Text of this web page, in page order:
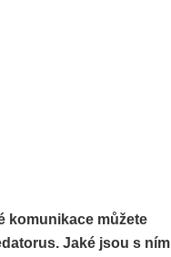
komunikace můžete
Jaké jsou s ním